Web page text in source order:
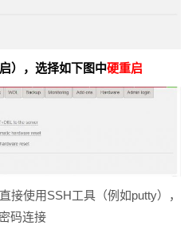
启），选择如下图中硬重启
接使用SSH工具（例如putty），
码连接